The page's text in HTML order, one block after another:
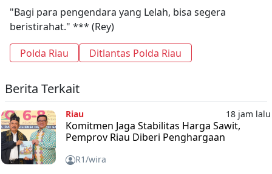
"Bagi para pengendara yang Lelah, bisa segera
beristirahat." *** (Rey)
Polda Riau
Ditlantas Polda Riau
Berita Terkait
Riau 18 jam lalu
Komitmen Jaga Stabilitas Harga Sawit,
Pemprov Riau Diberi Penghargaan
R1/wira